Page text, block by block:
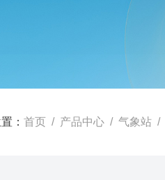
： 首页 / 产品中心 / 气象站 /